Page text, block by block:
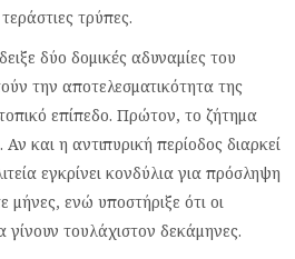
τρύπες.
δύο δομικές αδυναμίες του
την αποτελεσματικότητα της
επίπεδο. Πρώτον, το ζήτημα
και η αντιπυρική περίοδος διαρκεί
εγκρίνει κονδύλια για πρόσληψη
ενώ υποστήριξε ότι οι
γίνουν τουλάχιστον δεκάμηνες.